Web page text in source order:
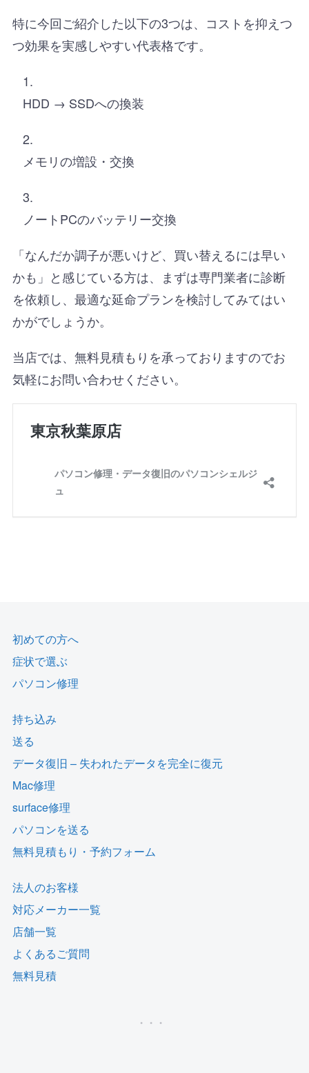
特に今回ご紹介した以下の3つは、コストを抑えつ
つ効果を実感しやすい代表格です。
HDD → SSDへの換装
メモリの増設・交換
ノートPCのバッテリー交換
「なんだか調子が悪いけど、買い替えるには早い
かも」と感じている方は、まずは専門業者に診断
を依頼し、最適な延命プランを検討してみてはい
かがでしょうか。
当店では、無料見積もりを承っておりますのでお
気軽にお問い合わせください。
初めての方へ
症状で選ぶ
パソコン修理
持ち込み
送る
データ復旧 – 失われたデータを完全に復元
Mac修理
surface修理
パソコンを送る
無料見積もり・予約フォーム
法人のお客様
対応メーカー一覧
店舗一覧
よくあるご質問
無料見積